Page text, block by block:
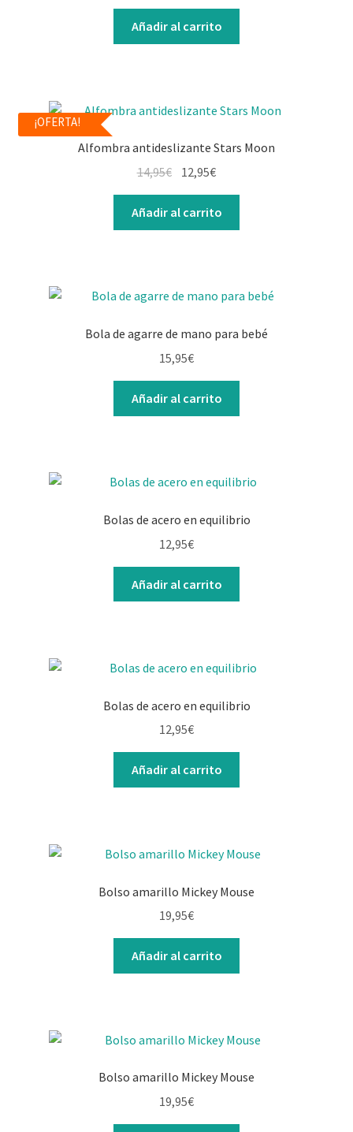
Añadir al carrito
¡OFERTA!
Alfombra antideslizante Stars Moon
14,95€ 12,95€
Añadir al carrito
Bola de agarre de mano para bebé
15,95€
Añadir al carrito
Bolas de acero en equilibrio
12,95€
Añadir al carrito
Bolas de acero en equilibrio
12,95€
Añadir al carrito
Bolso amarillo Mickey Mouse
19,95€
Añadir al carrito
Bolso amarillo Mickey Mouse
19,95€